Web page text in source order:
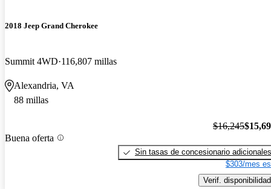
2018 Jeep Grand Cherokee
Summit 4WD 116,807 millas
Alexandria, VA
88 millas
Buena oferta
$16,245
Sin tasas de concesionario adicionales
$303/mes
Verif. disponibilidad